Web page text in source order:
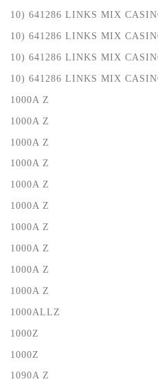
10) 641286 LINKS MIX
10) 641286 LINKS MIX
10) 641286 LINKS MIX
10) 641286 LINKS MIX
1000A Z
1000A Z
1000A Z
1000A Z
1000A Z
1000A Z
1000A Z
1000A Z
1000A Z
1000A Z
1000ALLZ
1000Z
1000Z
1090A Z